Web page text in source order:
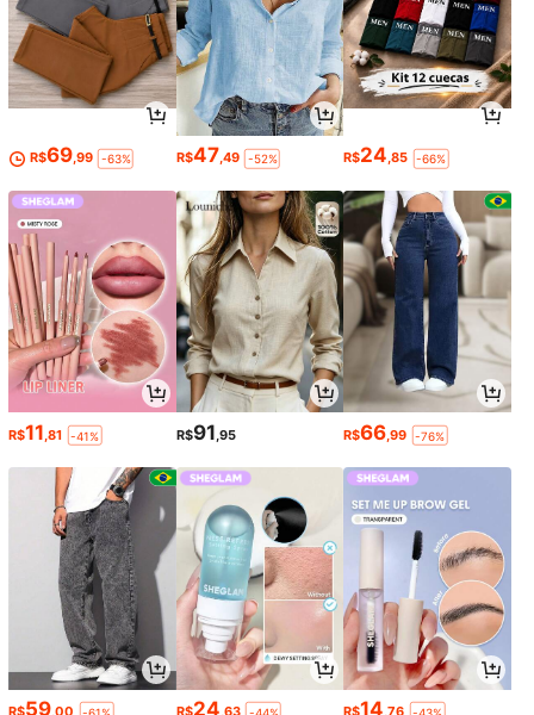
R$69,99 -63% R$47,49 -52% R$24,85 -66%
R$11 ,81 -41% R$91 ,95 R$66 ,99 -76%
R$59,00 R$24,63 R$14,76